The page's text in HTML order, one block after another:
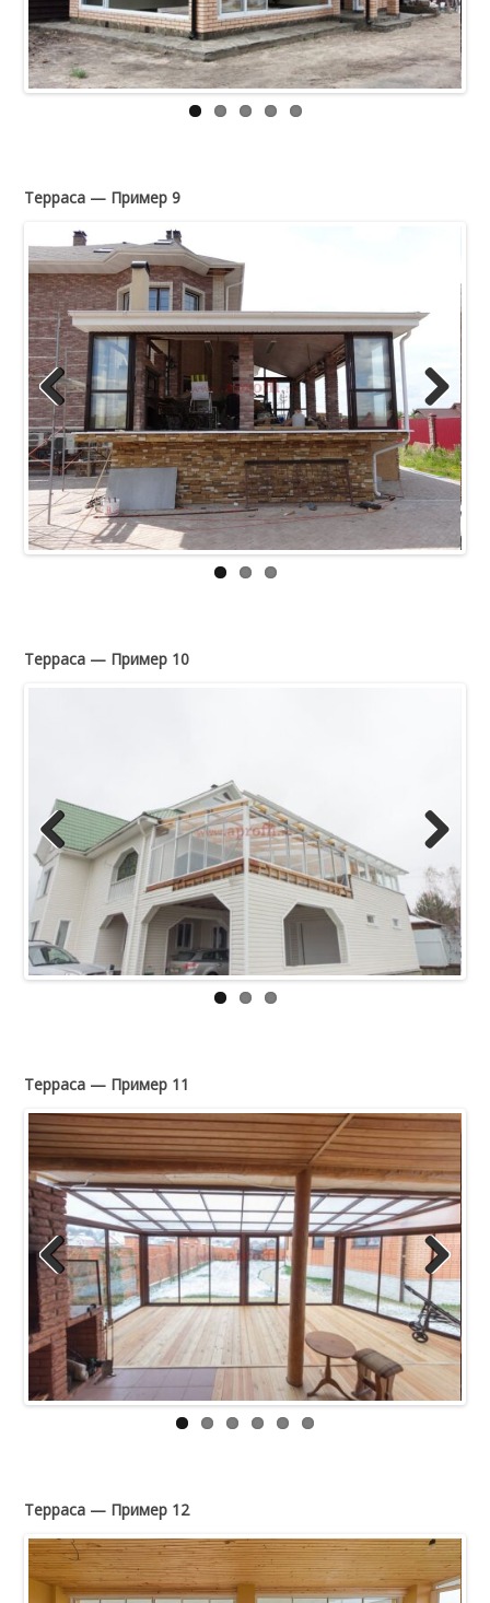
Терраса — Пример 9
Previous Next
Терраса — Пример 10
Previous Next
Терраса — Пример 11
Previous Next
Терраса — Пример 12